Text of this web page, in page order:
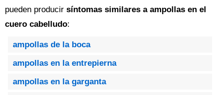
pueden producir síntomas similares a ampollas en el
cuero cabelludo:
ampollas de la boca
ampollas en la entrepierna
ampollas en la garganta